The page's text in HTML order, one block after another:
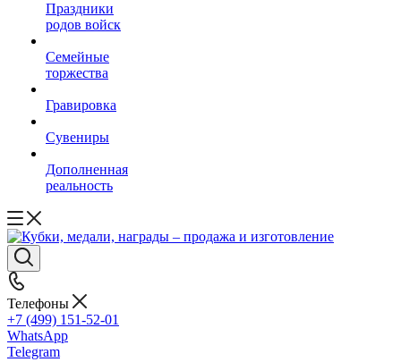
Праздники
родов войск
Семейные
торжества
Гравировка
Сувениры
Дополненная
реальность
Телефоны
+7 (499) 151-52-01
WhatsApp
Telegram